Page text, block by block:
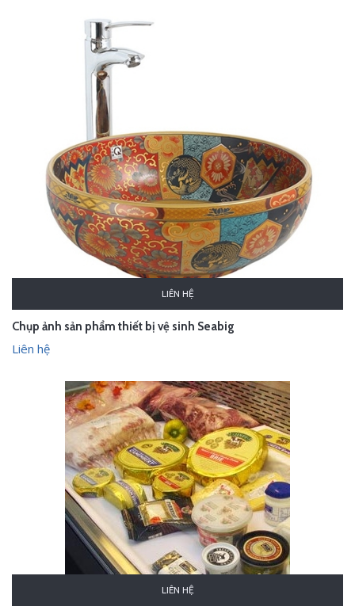
LIÊN HỆ
Chụp ảnh sản phẩm thiết bị vệ sinh Seabig
Liên hệ
LIÊN HỆ